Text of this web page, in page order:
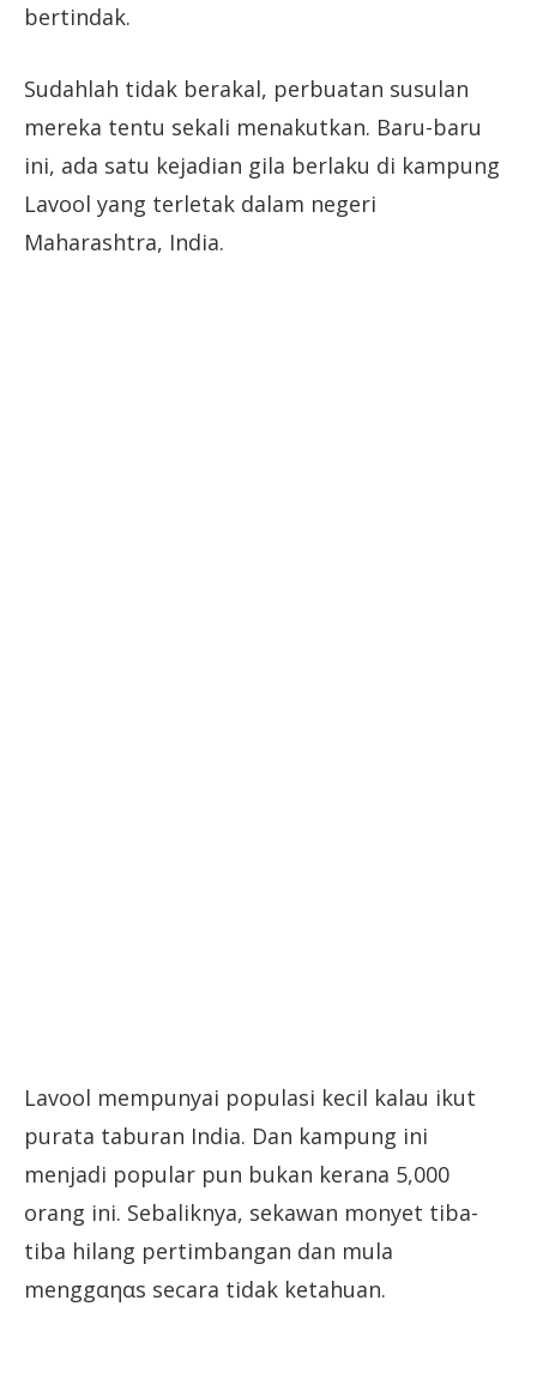
bertindak.
Sudahlah tidak berakal, perbuatan susulan
mereka tentu sekali menakutkan. Baru-baru
ini, ada satu kejadian gila berlaku di kampung
Lavool yang terletak dalam negeri
Maharashtra, India.
Lavool mempunyai populasi kecil kalau ikut
purata taburan India. Dan kampung ini
menjadi popular pun bukan kerana 5,000
orang ini. Sebaliknya, sekawan monyet tiba-
tiba hilang pertimbangan dan mula
menggαηαs secara tidak ketahuan.